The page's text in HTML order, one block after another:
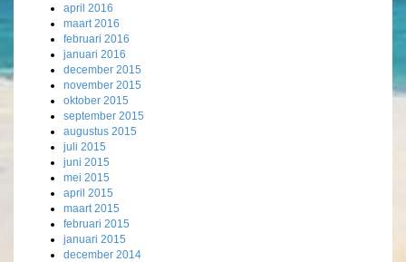
april 2016
maart 2016
februari 2016
januari 2016
december 2015
november 2015
oktober 2015
september 2015
augustus 2015
juli 2015
juni 2015
mei 2015
april 2015
maart 2015
februari 2015
januari 2015
december 2014